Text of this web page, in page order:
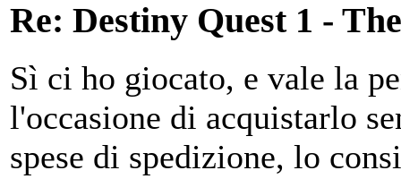
Re: Destiny Quest 1 -
Sì ci ho giocato, e vale la
l'occasione di acquistarlo
spese di spedizione, lo